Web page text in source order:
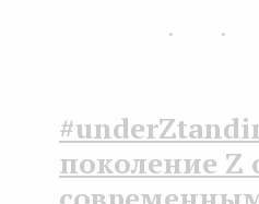
поколение Z